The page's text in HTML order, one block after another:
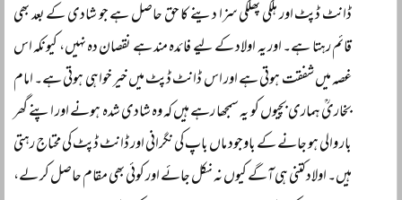
ڈانٹ ڈپٹ اور ہلکی پھلکی سزا دینے کا حق حاصل ہے جو شادی کے بعد بھی
قائم رہتا ہے۔ اور یہ اولاد کے لیے فائدہ مند ہے نقصان دہ نہیں، کیونکہ اس
غصہ میں شفقت ہوتی ہے اور اس ڈانٹ ڈپٹ میں خیر خواہی ہوتی ہے۔ امام
بخاریؒ ہماری بچیوں کو یہ سمجھا رہے ہیں کہ وہ شادی شدہ ہونے اور اپنے گھر
بار والی ہو جانے کے باوجود ماں باپ کی نگرانی اور ڈانٹ ڈپٹ کی محتاج رہتی
ہیں۔ اولاد کتنی ہی آگے کیوں نہ نکل جائے اور کوئی بھی مقام حاصل کر لے،